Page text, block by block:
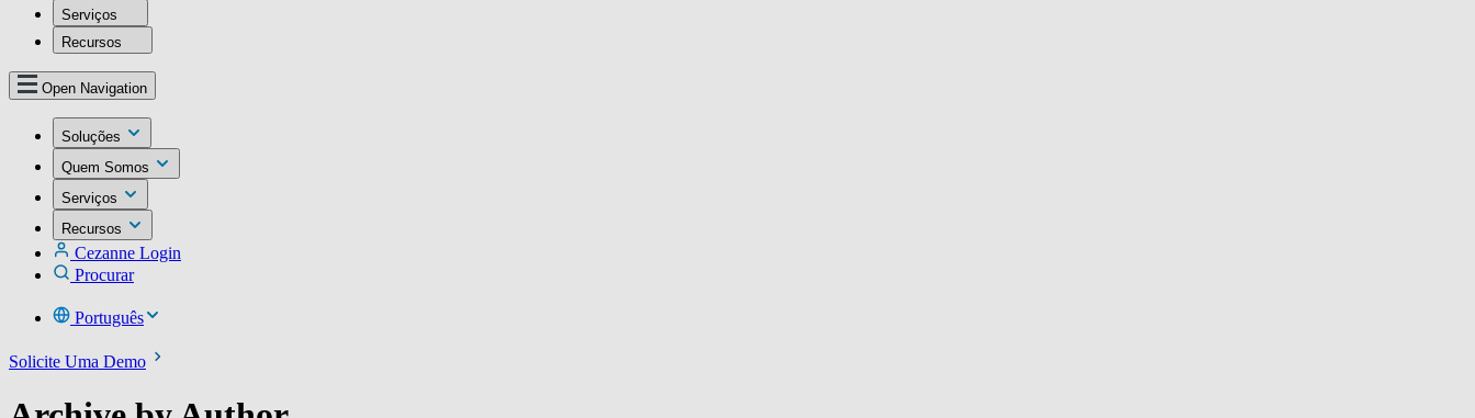
Serviços
Recursos
Open Navigation
Soluções
Quem Somos
Serviços
Recursos
Cezanne Login
Procurar
Português
Solicite Uma Demo